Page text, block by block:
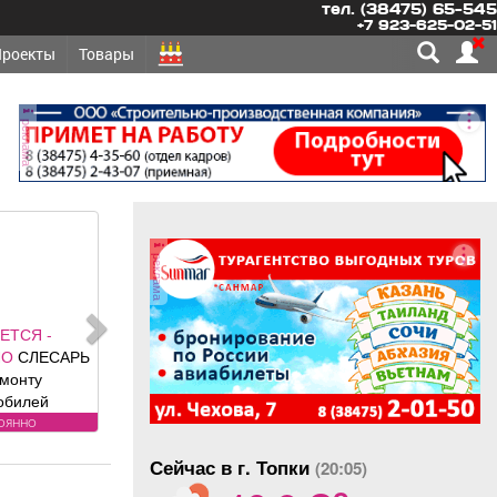
тел. (38475) 65-545
+7 923-625-02-51
Товары
реклама
-
под
ворота (от
реклама
Сейчас в г. Топки (20:05)